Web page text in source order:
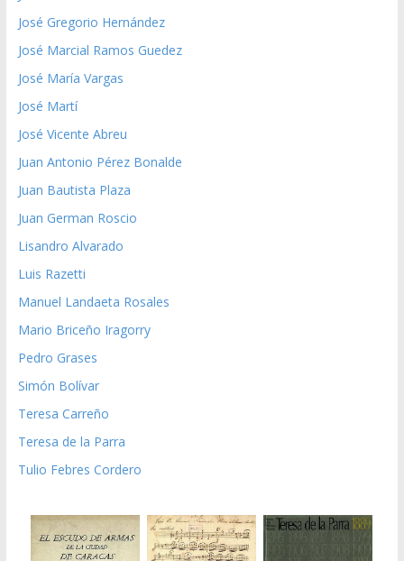
José Gregorio Hernández
José Marcial Ramos Guedez
José María Vargas
José Martí
José Vicente Abreu
Juan Antonio Pérez Bonalde
Juan Bautista Plaza
Juan German Roscio
Lisandro Alvarado
Luis Razetti
Manuel Landaeta Rosales
Mario Briceño Iragorry
Pedro Grases
Simón Bolívar
Teresa Carreño
Teresa de la Parra
Tulio Febres Cordero